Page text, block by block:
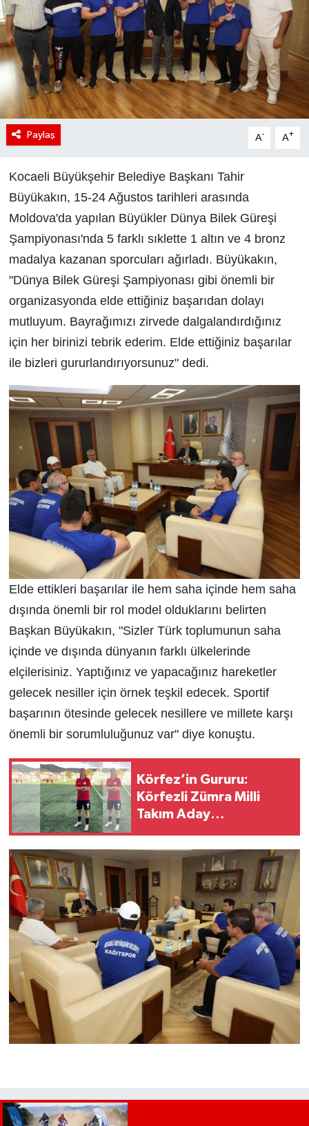
Paylaş A- A+
Kocaeli Büyükşehir Belediye Başkanı Tahir
Büyükakın, 15-24 Ağustos tarihleri arasında
Moldova'da yapılan Büyükler Dünya Bilek Güreşi
Şampiyonası'nda 5 farklı sıklette 1 altın ve 4 bronz
madalya kazanan sporcuları ağırladı. Büyükakın,
"Dünya Bilek Güreşi Şampiyonası gibi önemli bir
organizasyonda elde ettiğiniz başarıdan dolayı
mutluyum. Bayrağımızı zirvede dalgalandırdığınız
için her birinizi tebrik ederim. Elde ettiğiniz başarılar
ile bizleri gururlandırıyorsunuz" dedi.
Elde ettikleri başarılar ile hem saha içinde hem saha
dışında önemli bir rol model olduklarını belirten
Başkan Büyükakın, "Sizler Türk toplumunun saha
içinde ve dışında dünyanın farklı ülkelerinde
elçilerisiniz. Yaptığınız ve yapacağınız hareketler
gelecek nesiller için örnek teşkil edecek. Sportif
başarının ötesinde gelecek nesillere ve millete karşı
önemli bir sorumluluğunuz var" diye konuştu.
Körfez’in Gururu:
Körfezli Zümra Milli
Takım Aday